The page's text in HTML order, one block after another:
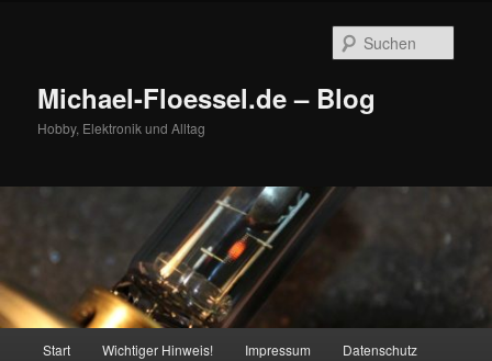
Michael-Floessel.de – Blog
Hobby, Elektronik und Alltag
Start Wichtiger Hinweis! Impressum Datenschutz